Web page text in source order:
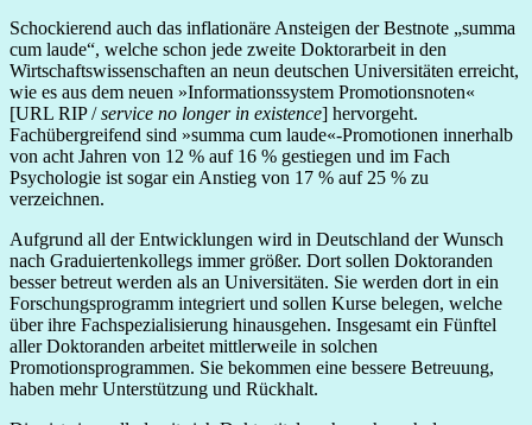
Schockierend auch das inflationäre Ansteigen der Bestnote „summa
cum laude“, welche schon jede zweite Doktorarbeit in den
Wirtschaftswissenschaften an neun deutschen Universitäten erreicht,
wie es aus dem neuen »Informationssystem Promotionsnoten«
[URL RIP /service no longer in existence] hervorgeht.
Fachübergreifend sind »summa cum laude«-Promotionen innerhalb
von acht Jahren von 12 % auf 16 % gestiegen und im Fach
Psychologie ist sogar ein Anstieg von 17 % auf 25 % zu
verzeichnen.
Aufgrund all der Entwicklungen wird in Deutschland der Wunsch
nach Graduiertenkollegs immer größer. Dort sollen Doktoranden
besser betreut werden als an Universitäten. Sie werden dort in ein
Forschungsprogramm integriert und sollen Kurse belegen, welche
über ihre Fachspezialisierung hinausgehen. Insgesamt ein Fünftel
aller Doktoranden arbeitet mittlerweile in solchen
Promotionsprogrammen. Sie bekommen eine bessere Betreuung,
haben mehr Unterstützung und Rückhalt.